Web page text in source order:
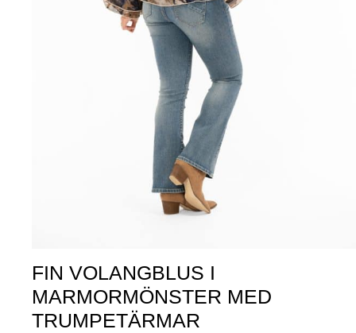
FIN VOLANGBLUS I
MARMORMÖNSTER MED
TRUMPETÄRMAR